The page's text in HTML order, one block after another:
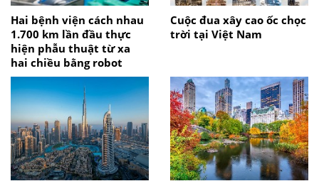
Hai bệnh viện cách nhau
1.700 km lần đầu thực
hiện phẫu thuật từ xa
hai chiều bằng robot
Cuộc đua xây cao ốc chọc
trời tại Việt Nam